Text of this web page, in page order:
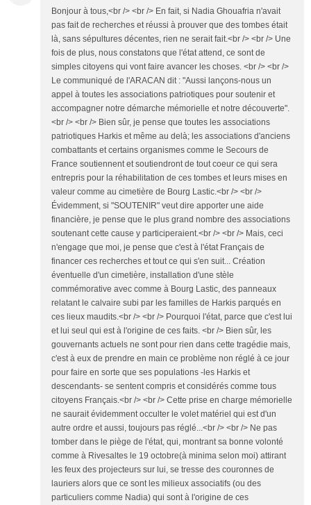
Bonjour à tous,<br /> <br /> En fait, si Nadia Ghouafria n'avait
pas fait de recherches et réussi à prouver que des tombes était
là, sans sépultures décentes, rien ne serait fait.<br /> <br /> Une
fois de plus, nous constatons que l'état attend, ce sont de
simples citoyens qui vont faire avancer les choses. <br /> <br />
Le communiqué de l'ARACAN dit : "Aussi lançons-nous un
appel à toutes les associations patriotiques pour soutenir et
accompagner notre démarche mémorielle et notre découverte".
<br /> <br /> Bien sûr, je pense que toutes les associations
patriotiques Harkis et même au delà; les associations d'anciens
combattants et certains organismes comme le Secours de
France soutiennent et soutiendront de tout coeur ce qui sera
entrepris pour la réhabilitation de ces tombes et leurs mises en
valeur comme au cimetière de Bourg Lastic.<br /> <br />
Évidemment, si "SOUTENIR" veut dire apporter une aide
financière, je pense que le plus grand nombre des associations
soutenant cette cause y participeraient.<br /> <br /> Mais, ceci
n'engage que moi, je pense que c'est à l'état Français de
financer ces recherches et tout ce qui s'en suit... Création
éventuelle d'un cimetière, installation d'une stèle
commémorative avec comme à Bourg Lastic, des panneaux
relatant le calvaire subi par les familles de Harkis parqués en
ces lieux maudits.<br /> <br /> Pourquoi l'état, parce que c'est lui
et lui seul qui est à l'origine de ces faits. <br /> Bien sûr, les
gouvernants actuels ne sont pour rien dans cette tragédie mais,
c'est à eux de prendre en main ce problème non réglé à ce jour
pour faire en sorte que ses populations -les Harkis et
descendants- se sentent compris et considérés comme tous
citoyens Français.<br /> <br /> Cette prise en charge mémorielle
ne saurait évidemment occulter le volet matériel qui est d'un
autre ordre et aussi, toujours pas réglé...<br /> <br /> Ne pas
tomber dans le piège de l'état, qui, montrant sa bonne volonté
comme à Rivesaltes le 19 octobre(à minima selon moi) attirant
les feux des projecteurs sur lui, se tresse des couronnes de
lauriers alors que ce sont les milieux associatifs (ou des
particuliers comme Nadia) qui sont à l'origine de ces